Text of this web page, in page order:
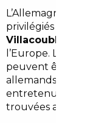
L’Allemagne et la
privilégiés pour l’
Villacoublay
l’Europe. Les
peuvent être
allemands à prix
entretenues en
trouvées aux Pays-